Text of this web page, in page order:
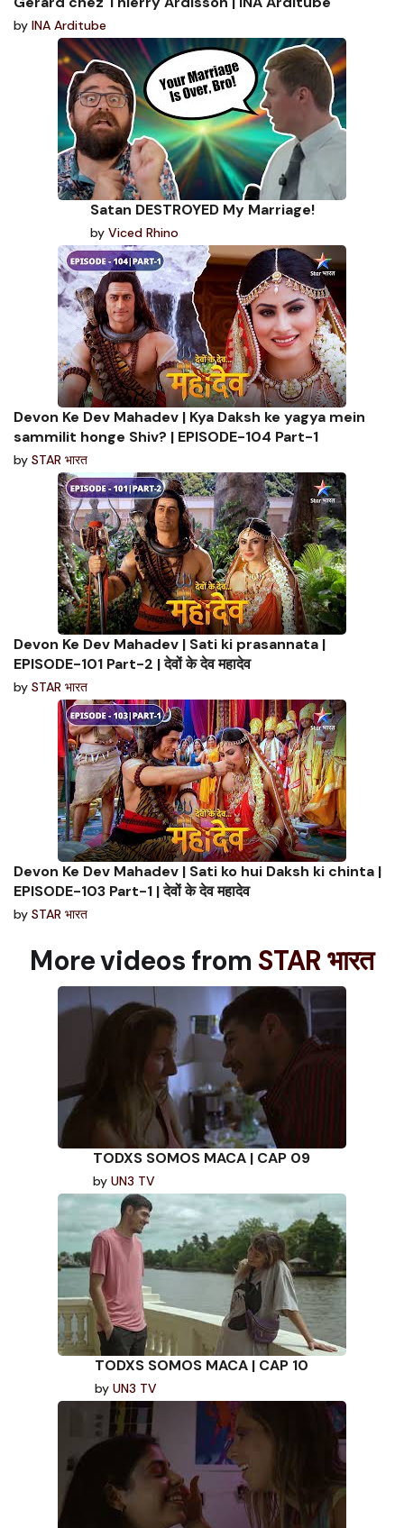
by INA Arditube
Satan DESTROYED My Marriage!
by Viced Rhino
Devon Ke Dev Mahadev | Kya Daksh ke yagya mein
sammilit honge Shiv? | EPISODE-104 Part-1
by STAR भारत
Devon Ke Dev Mahadev | Sati ki prasannata |
EPISODE-101 Part-2 | देवों के देव महादेव
by STAR भारत
Devon Ke Dev Mahadev | Sati ko hui Daksh ki chinta |
EPISODE-103 Part-1 | देवों के देव महादेव
by STAR भारत
More videos from STAR भारत
TODXS SOMOS MACA | CAP 09
byUN3 TV
TODXS SOMOS MACA | CAP 10
byUN3 TV